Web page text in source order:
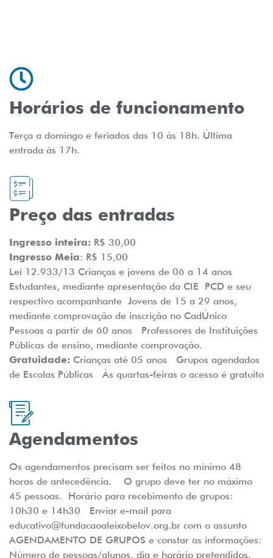
Horários de funcionamento
Terça a domingo e feriados das 10 às 18h. Última
entrada às 17h.
Preço das entradas
Ingresso inteira: R$ 30,00
Ingresso Meia: R$ 15,00
Lei 12.933/13 Crianças e jovens de 06 a 14 anos
Estudantes, mediante apresentação da CIE PCD e seu
respectivo acompanhante Jovens de 15 a 29 anos,
mediante comprovação de inscrição no CadÚnico
Pessoas a partir de 60 anos Professores de Instituições
Públicas de ensino, mediante comprovação.
Gratuidade: Crianças até 05 anos Grupos agendados
de Escolas Públicas Às quartas-feiras o acesso é gratuito
Agendamentos
Os agendamentos precisam ser feitos no mínimo 48
horas de antecedência. O grupo deve ter no máximo
45 pessoas. Horário para recebimento de grupos:
10h30 e 14h30 Enviar e-mail para
educativo@fundacaoaleixobelov.org.br com o assunto
AGENDAMENTO DE GRUPOS e constar as informações:
Número de pessoas/alunos, dia e horário pretendidos.